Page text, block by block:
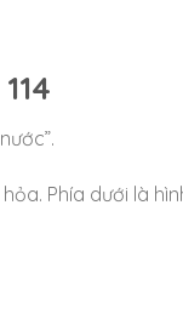
Phía dưới là